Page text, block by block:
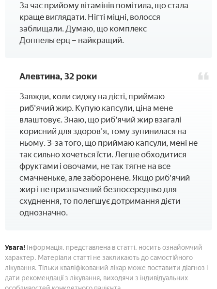
За час прийому вітамінів помітила, що стала
краще виглядати. Нігті міцні, волосся
заблищали. Думаю, що комплекс
Доппельгерц – найкращий.
Алевтина, 32 роки
Завжди, коли сиджу на дієті, приймаю
риб'ячий жир. Купую капсули, ціна мене
влаштовує. Знаю, що риб'ячий жир взагалі
корисний для здоров'я, тому зупинилася на
ньому. З-за того, що приймаю капсули, мені не
так сильно хочеться їсти. Легше обходитися
фруктами і овочами, не так тягне на все
смачненьке, але заборонене. Якщо риб'ячий
жир і не призначений безпосередньо для
схуднення, то полегшує дотримання дієти
однозначно.
Увага! Інформація, представлена в статті, носить ознайомчий
характер. Матеріали статті не закликають до самостійного
лікування. Тільки кваліфікований лікар може поставити діагноз і
дати рекомендації з лікування, виходячи з індивідуальних